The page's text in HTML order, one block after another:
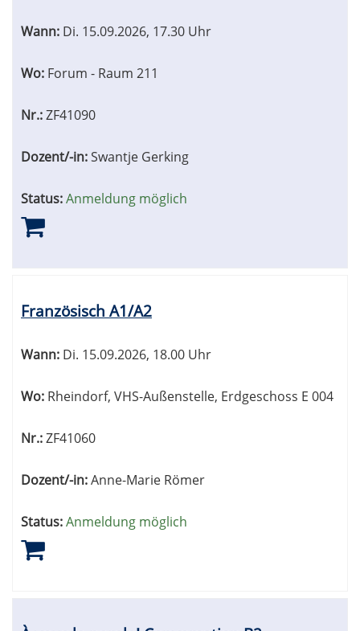
Wann: Di. 15.09.2026, 17.30 Uhr
Wo: Forum - Raum 211
Nr.:ZF41090
Dozent/-in:Swantje Gerking
Status:Anmeldung möglich
Französisch A1/A2
Wann: Di. 15.09.2026, 18.00 Uhr
Wo: Rheindorf, VHS-Außenstelle, Erdgeschoss E 004
Nr.:ZF41060
Dozent/-in:Anne-Marie Römer
Status:Anmeldung möglich